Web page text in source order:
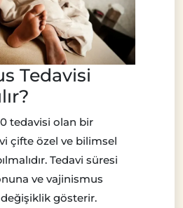
Tedavisi
tedavisi olan bir
çifte özel ve bilimsel
Tedavi süresi
ve vajinismus
gösterir.